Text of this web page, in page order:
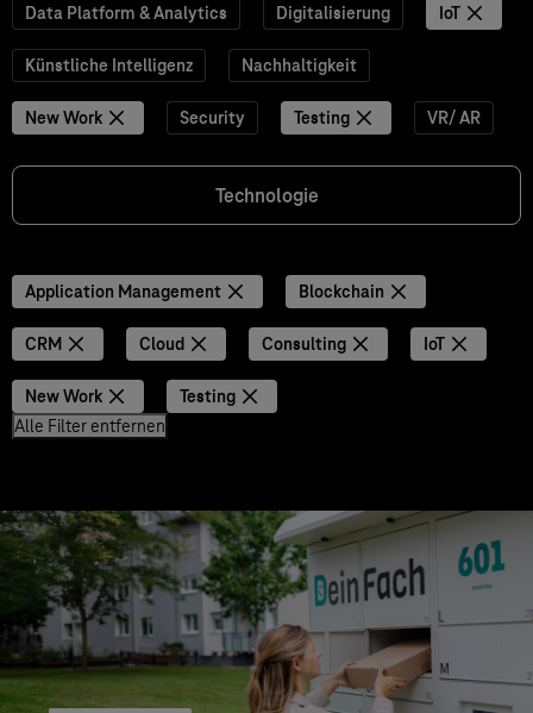
Data Platform & Analytics Digitalisierung IoT
Künstliche Intelligenz Nachhaltigkeit
New Work Security Testing VR/ AR
Technologie
Application Management Blockchain
CRM Cloud Consulting IoT
New Work
Testing
Alle Filter entfernen